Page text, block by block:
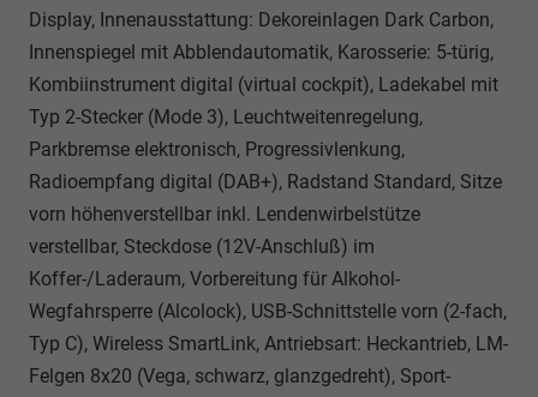
Display, Innenausstattung: Dekoreinlagen Dark Carbon,
Innenspiegel mit Abblendautomatik, Karosserie: 5-türig,
Kombiinstrument digital (virtual cockpit), Ladekabel mit
Typ 2-Stecker (Mode 3), Leuchtweitenregelung,
Parkbremse elektronisch, Progressivlenkung,
Radioempfang digital (DAB+), Radstand Standard, Sitze
vorn höhenverstellbar inkl. Lendenwirbelstütze
verstellbar, Steckdose (12V-Anschluß) im
Koffer-/Laderaum, Vorbereitung für Alkohol-
Wegfahrsperre (Alcolock), USB-Schnittstelle vorn (2-fach,
Typ C), Wireless SmartLink, Antriebsart: Heckantrieb, LM-
Felgen 8x20 (Vega, schwarz, glanzgedreht), Sport-